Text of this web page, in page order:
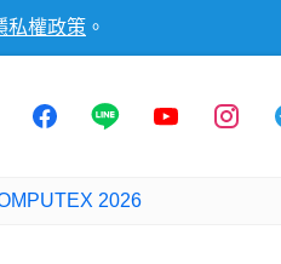
私權政策 。
2026